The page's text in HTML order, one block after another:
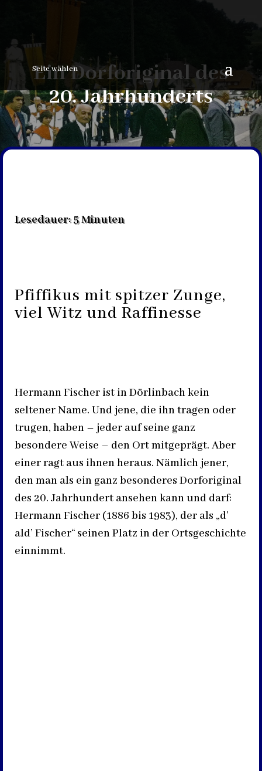
Seite wählen
Ein Dorforiginal des
20. Jahrhunderts
Lesedauer: 5Minuten
Pfiffikus mit spitzer Zunge,
viel Witz und Raffinesse
Hermann Fischer ist in Dörlinbach kein
seltener Name. Und jene, die ihn tragen oder
trugen, haben – jeder auf seine ganz
besondere Weise – den Ort mitgeprägt. Aber
einer ragt aus ihnen heraus. Nämlich jener,
den man als ein ganz besonderes Dorforiginal
des 20. Jahrhundert ansehen kann und darf:
Hermann Fischer (1886 bis 1983), der als „d’
ald’ Fischer“ seinen Platz in der Ortsgeschichte
einnimmt.